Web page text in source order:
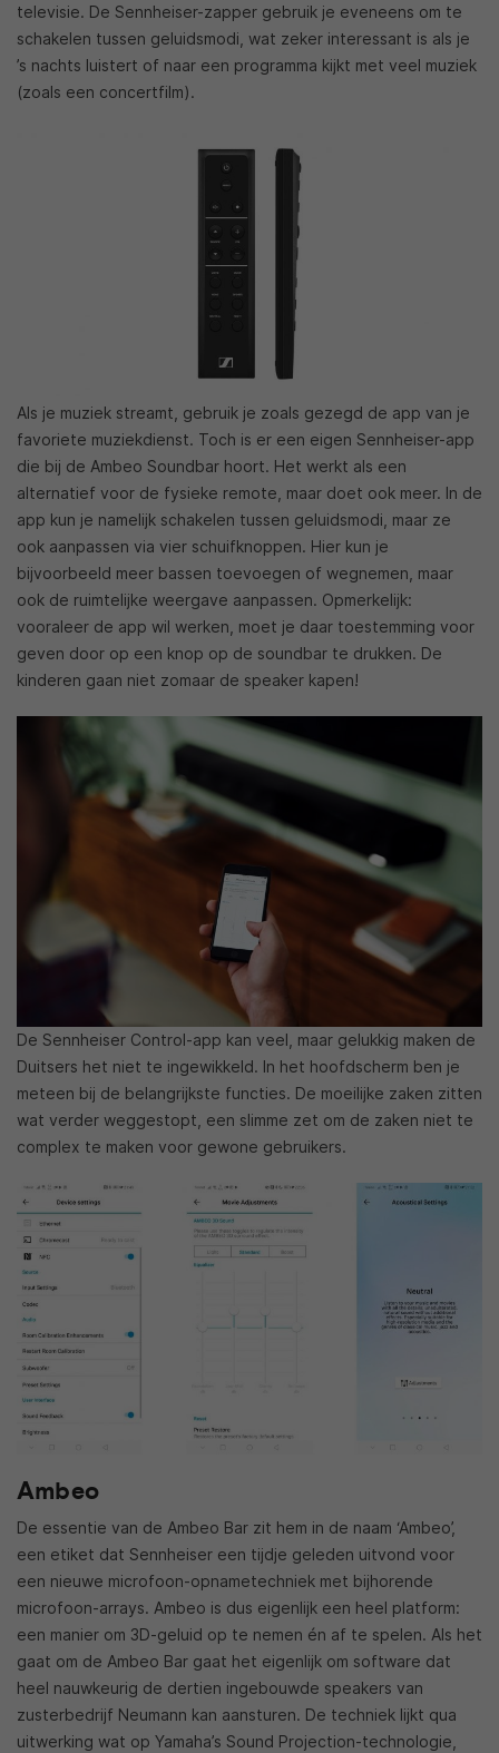
televisie. De Sennheiser-zapper gebruik je eveneens om te
schakelen tussen geluidsmodi, wat zeker interessant is als je
’s nachts luistert of naar een programma kijkt met veel muziek
(zoals een concertfilm).
Als je muziek streamt, gebruik je zoals gezegd de app van je
favoriete muziekdienst. Toch is er een eigen Sennheiser-app
die bij de Ambeo Soundbar hoort. Het werkt als een
alternatief voor de fysieke remote, maar doet ook meer. In de
app kun je namelijk schakelen tussen geluidsmodi, maar ze
ook aanpassen via vier schuifknoppen. Hier kun je
bijvoorbeeld meer bassen toevoegen of wegnemen, maar
ook de ruimtelijke weergave aanpassen. Opmerkelijk:
vooraleer de app wil werken, moet je daar toestemming voor
geven door op een knop op de soundbar te drukken. De
kinderen gaan niet zomaar de speaker kapen!
De Sennheiser Control-app kan veel, maar gelukkig maken de
Duitsers het niet te ingewikkeld. In het hoofdscherm ben je
meteen bij de belangrijkste functies. De moeilijke zaken zitten
wat verder weggestopt, een slimme zet om de zaken niet te
complex te maken voor gewone gebruikers.
Ambeo
De essentie van de Ambeo Bar zit hem in de naam ‘Ambeo’,
een etiket dat Sennheiser een tijdje geleden uitvond voor
een nieuwe microfoon-opnametechniek met bijhorende
microfoon-arrays. Ambeo is dus eigenlijk een heel platform:
een manier om 3D-geluid op te nemen én af te spelen. Als het
gaat om de Ambeo Bar gaat het eigenlijk om software dat
heel nauwkeurig de dertien ingebouwde speakers van
zusterbedrijf Neumann kan aansturen. De techniek lijkt qua
uitwerking wat op Yamaha’s Sound Projection-technologie,